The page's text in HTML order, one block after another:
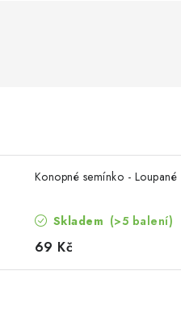
Konopné semínko - Loupané
Skladem (>5 balení)
69 Kč